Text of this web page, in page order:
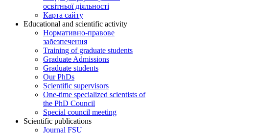
освітньої діяльності
Карта сайту
Educational and scientific activity
Нормативно-правове
забезпечення
Training of graduate students
Graduate Admissions
Graduate students
Our PhDs
Scientific supervisors
One-time specialized scientists of
the PhD Council
Special council meeting
Scientific publications
Journal FSU